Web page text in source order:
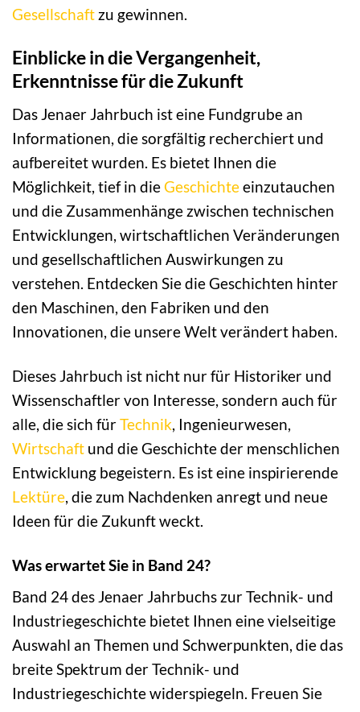
Gesellschaft zu gewinnen.
Einblicke in die Vergangenheit,
Erkenntnisse für die Zukunft
Das Jenaer Jahrbuch ist eine Fundgrube an
Informationen, die sorgfältig recherchiert und
aufbereitet wurden. Es bietet Ihnen die
Möglichkeit, tief in dieGeschichteeinzutauchen
und die Zusammenhänge zwischen technischen
Entwicklungen, wirtschaftlichen Veränderungen
und gesellschaftlichen Auswirkungen zu
verstehen. Entdecken Sie die Geschichten hinter
den Maschinen, den Fabriken und den
Innovationen, die unsere Welt verändert haben.
Dieses Jahrbuch ist nicht nur für Historiker und
Wissenschaftler von Interesse, sondern auch für
alle, die sich fürTechnik, Ingenieurwesen,
Wirtschaft und die Geschichte der menschlichen
Entwicklung begeistern. Es ist eine inspirierende
Lektüre, die zum Nachdenken anregt und neue
Ideen für die Zukunft weckt.
Was erwartet Sie in Band 24?
Band 24 des Jenaer Jahrbuchs zur Technik- und
Industriegeschichte bietet Ihnen eine vielseitige
Auswahl an Themen und Schwerpunkten, die das
breite Spektrum der Technik- und
Industriegeschichte widerspiegeln. Freuen Sie